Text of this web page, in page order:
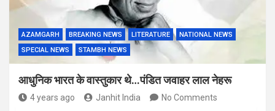
AZAMGARH BREAKING NEWS LITERATURE
NATIONAL NEWS
SPECIAL NEWS
STAMBH NEWS
आधुनिक भारत के वास्तुकार थे…पंडित जवाहर लाल नेहरू
4 years ago Janhit India No Comments